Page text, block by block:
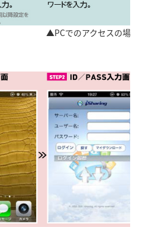
▲PCでのアクセスの場合